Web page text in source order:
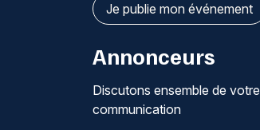
Je publie mon événement
Annonceurs
Discutons ensemble de votre
communication